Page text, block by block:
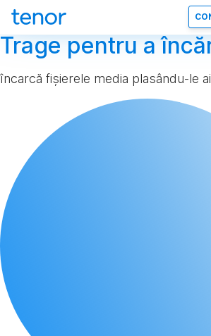
Trage pentru a
încarcă fișierele media plasându-le